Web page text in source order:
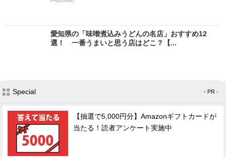
愛知県の「味噌煮込みうどんの名店」おすすめ12
選！ 一番うまいと思う店はどこ？【...
Special - PR -
【抽選で5,000円分】Amazonギフトカードが
当たる！読者アンケート実施中